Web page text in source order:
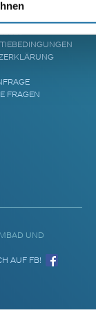
FRAGEN
UND
AUF FB!